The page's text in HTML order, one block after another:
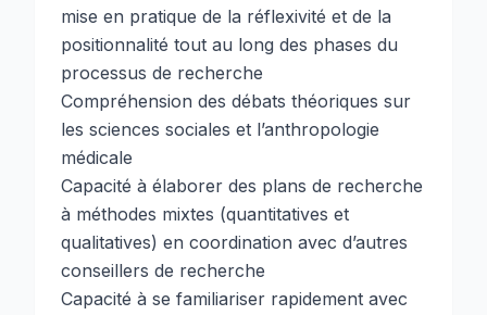
mise en pratique de la réflexivité et de la
positionnalité tout au long des phases du
processus de recherche
Compréhension des débats théoriques sur
les sciences sociales et l’anthropologie
médicale
Capacité à élaborer des plans de recherche
à méthodes mixtes (quantitatives et
qualitatives) en coordination avec d’autres
conseillers de recherche
Capacité à se familiariser rapidement avec